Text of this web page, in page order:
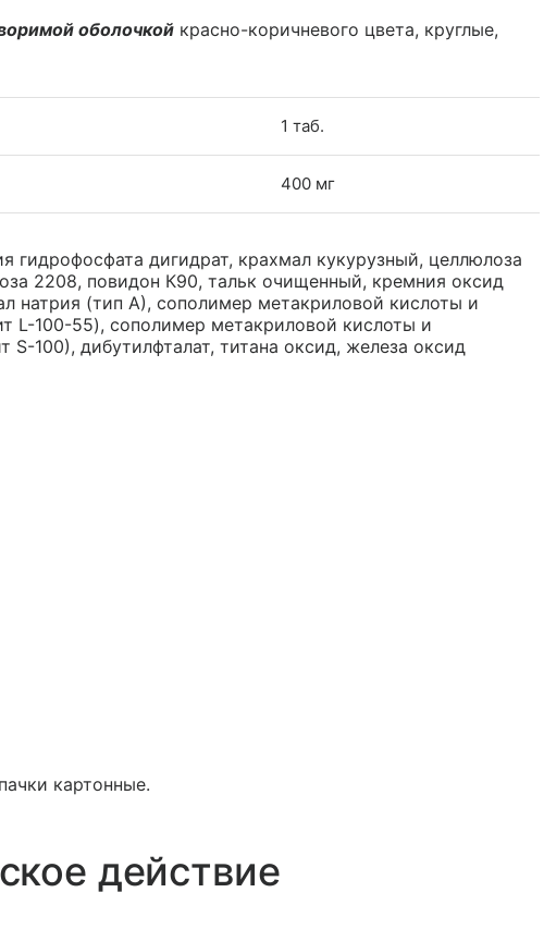
оболочкой красно-коричневого цвета, круглые,
1 таб.
400 мг
гидрофосфата дигидрат, крахмал кукурузный, целлюлоза
2208, повидон К90, тальк очищенный, кремния оксид
натрия (тип А), сополимер метакриловой кислоты и
L-100-55), сополимер метакриловой кислоты и
S-100), дибутилфталат, титана оксид, железа оксид
картонные.
действие